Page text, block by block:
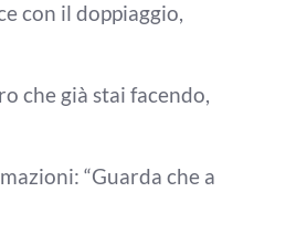
con il doppiaggio,
che giàstai facendo,
“Guarda che a